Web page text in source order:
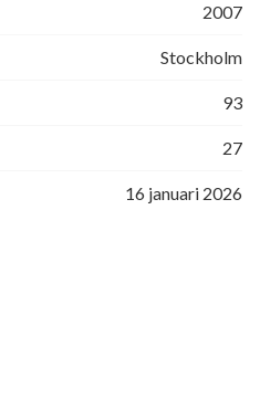
2007
Stockholm
93
27
16 januari 2026